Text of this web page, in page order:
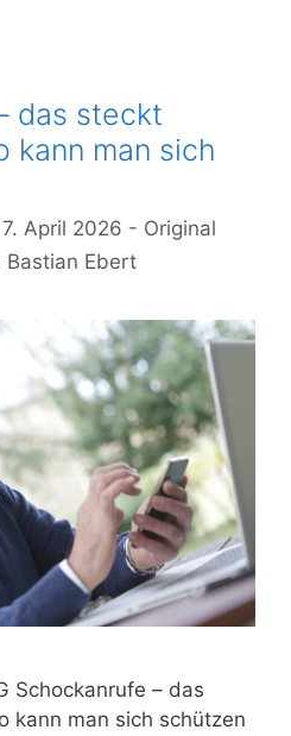
das steckt
kann man sich
7. April 2026
Bastian Ebert
Schockanrufe – das
kann man sich schützen